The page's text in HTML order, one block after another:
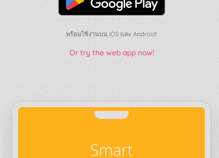
พร้อมใช้งานบน iOS และ Android!
Or try the web app now!